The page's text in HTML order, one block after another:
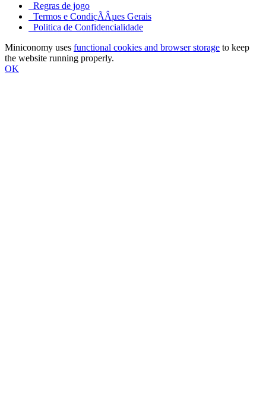
Regras de jogo
Termos e CondiçÃÂµes Gerais
Politica de Confidencialidade
Miniconomy uses functional cookies and browser storage to keep
the website running properly.
OK